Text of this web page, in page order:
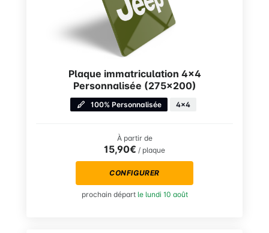
Plaque immatriculation 4×4
Personnalisée (275×200)
100% Personnalisée 4x4
À partir de
15,90€ / plaque
CONFIGURER
prochain départ le lundi 10 août